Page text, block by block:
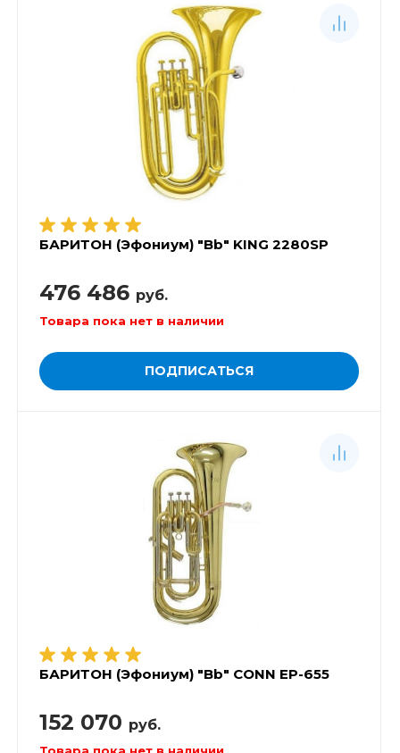
БАРИТОН (Эфониум) "Bb" KING 2280SP
476 486 руб.
Товара пока нет в наличии
ПОДПИСАТЬСЯ
БАРИТОН (Эфониум) "Bb" CONN EP-655
152 070 руб.